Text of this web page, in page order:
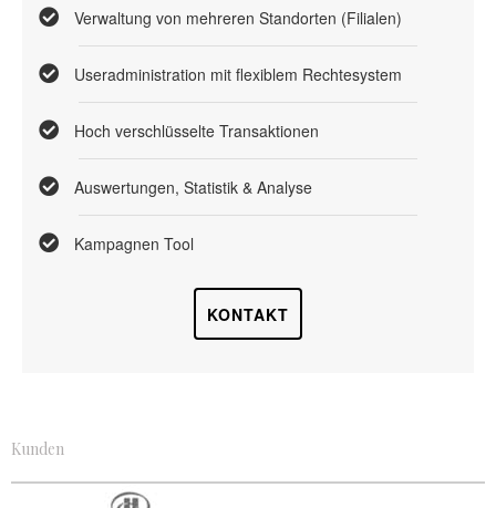
Verwaltung von mehreren Standorten (Filialen)
Useradministration mit flexiblem Rechtesystem
Hoch verschlüsselte Transaktionen
Auswertungen, Statistik & Analyse
Kampagnen Tool
KONTAKT
Kunden